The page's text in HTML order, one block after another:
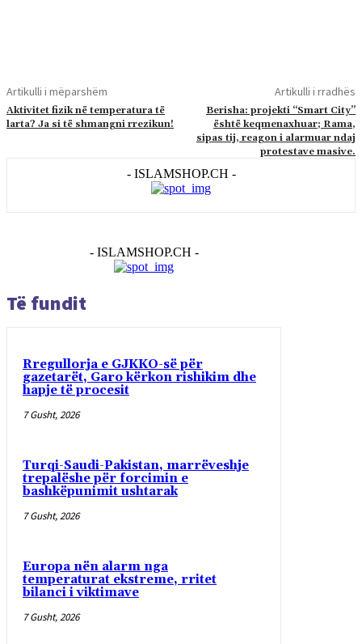
Artikulli i mëparshëm
Aktivitet fizik në temperatura të
larta? Ja si të shmangni rrezikun!
Artikulli i rradhës
Berisha: projekti “Smart City”
është keqmenaxhuar; Rama,
sipas tij, reagon i alarmuar ndaj
protestave masive.
- ISLAMSHOP.CH -
- ISLAMSHOP.CH -
Të fundit
Rregullorja e GJKKO-së për
gazetarët, Garo kërkon rishikim dhe
hapje të procesit
7 Gusht, 2026
Turqi-Saudi-Pakistan, marrëveshje
trepalëshe për forcimin e
bashkëpunimit ushtarak
7 Gusht, 2026
Europa nën alarm nga
temperaturat ekstreme, rritet
bilanci i viktimave
7 Gusht, 2026